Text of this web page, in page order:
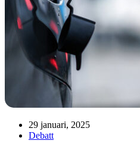
29 januari, 2025
Debatt